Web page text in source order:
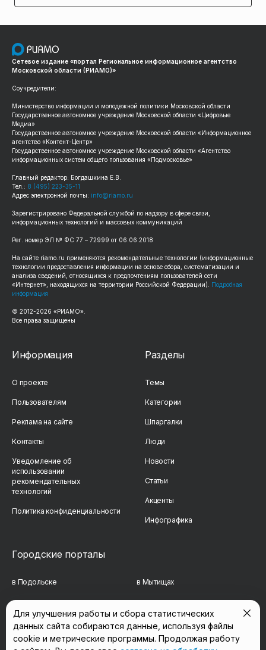
Сетевое издание «портал Региональное информационное агентство
Московской области (РИАМО)»
Соучредители:
Министерство информации и молодежной политики Московской области
Государственное автономное учреждение Московской области «Цифровые
Медиа»
Государственное автономное учреждение Московской области «Информационное
агентство «Контент-Центр»
Государственное автономное учреждение Московской области «Агентство
информационных систем общего пользования «Подмосковье»
Главный редактор: Богдашкина Е.В.
Тел.: 8 (495) 223-35-11
Адрес электронной почты: info@riamo.ru
Зарегистрировано Федеральной службой по надзору в сфере связи,
информационных технологий и массовых коммуникаций
Рег. номер ЭЛ № ФС 77 – 72999 от 06.06.2018
На сайте riamo.ru применяются рекомендательные технологии (информационные
технологии предоставления информации на основе сбора, систематизации и
анализа сведений, относящихся к предпочтениям пользователей сети
«Интернет», находящихся на территории Российской Федерации). Подробная
информация
© 2012-2026 «РИАМО».
Все права защищены
Информация
О проекте
Пользователям
Реклама на сайте
Контакты
Уведомление об
использовании
рекомендательных
технологий
Политика конфиденциальности
Разделы
Темы
Категории
Шпаргалки
Люди
Новости
Статьи
Акценты
Инфографика
Городские порталы
в Подольске в Мытищах
в Сергиевом Посаде в Люберцах
в Красногорске в Королёве
Для улучшения работы и сбора статистических
данных сайта собираются данные, используя файлы
cookie и метрические программы. Продолжая работу